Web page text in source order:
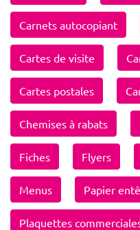
Carnets autocopiant
Cartes de visite
Cartes postales
Chemises à rabats
Fiches Flyers
Menus Papier
Plaquettes